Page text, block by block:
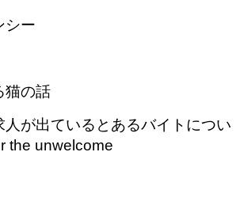
シー
猫の話
が出ているとあるバイトについ
the unwelcome